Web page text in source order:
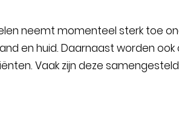
neemt momenteel sterk toe
en huid. Daarnaast worden
Vaak zijn deze